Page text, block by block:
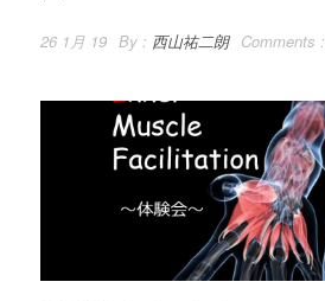
26 1月 19 By : 西山祐二朗 Comments :